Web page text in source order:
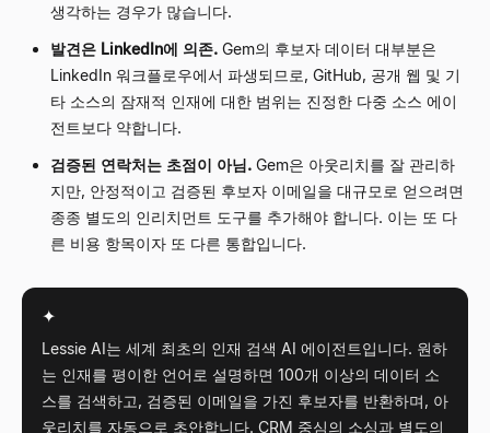
생각하는 경우가 많습니다.
발견은 LinkedIn에 의존. Gem의 후보자 데이터 대부분은
LinkedIn 워크플로우에서 파생되므로, GitHub, 공개 웹 및 기
타 소스의 잠재적 인재에 대한 범위는 진정한 다중 소스 에이
전트보다 약합니다.
검증된 연락처는 초점이 아님. Gem은 아웃리치를 잘 관리하
지만, 안정적이고 검증된 후보자 이메일을 대규모로 얻으려면
종종 별도의 인리치먼트 도구를 추가해야 합니다. 이는 또 다
른 비용 항목이자 또 다른 통합입니다.
✦
Lessie AI는 세계 최초의 인재 검색 AI 에이전트입니다. 원하
는 인재를 평이한 언어로 설명하면 100개 이상의 데이터 소
스를 검색하고, 검증된 이메일을 가진 후보자를 반환하며, 아
웃리치를 자동으로 초안합니다. CRM 중심의 소싱과 별도의